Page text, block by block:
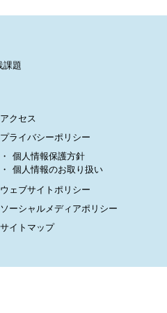
課題
アクセス
プライバシーポリシー
個人情報保護方針
個人情報のお取り扱い
ウェブサイトポリシー
ソーシャルメディアポリシー
サイトマップ